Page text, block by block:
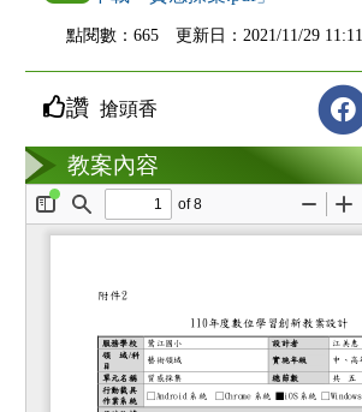
點閱數：665 更新日：2021/11/29 11:11
教案互動
讚 搶頭香
教案內容